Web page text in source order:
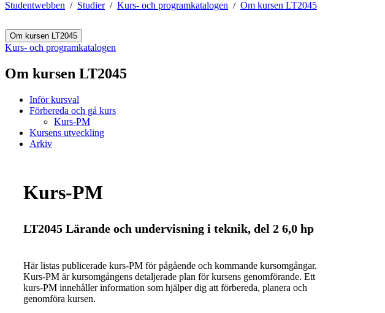
Studentwebben Studier Kurs- och programkatalogen Om kursen LT2045
Om kursen LT2045
Kurs- och programkatalogen
Om kursen LT2045
Inför kursval
Förbereda och gå kurs
Kurs-PM
Kursens utveckling
Arkiv
Kurs-PM
LT2045 Lärande och undervisning i teknik, del 2 6,0 hp
Här listas publicerade kurs-PM för pågående och kommande kursomgångar.
Kurs-PM är kursomgångens detaljerade plan för kursens genomförande. Ett
kurs-PM innehåller information som hjälper dig att förbereda, planera och
genomföra kursen.